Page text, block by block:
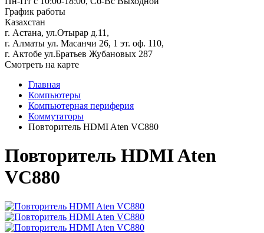
График работы
Казахстан
г. Астана, ул.Отырар д.11,
г. Алматы ул. Масанчи 26, 1 эт. оф. 110,
г. Актобе ул.Братьев Жубановых 287
Смотреть на карте
Главная
Компьютеры
Компьютерная периферия
Коммутаторы
Повторитель HDMI Aten VC880
Повторитель HDMI Aten
VC880